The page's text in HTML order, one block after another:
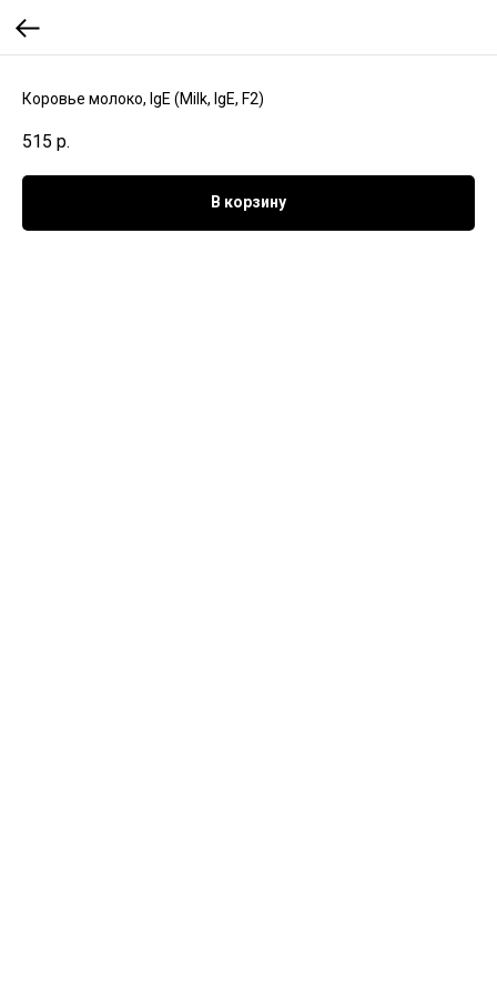
Коровье молоко, IgE (Milk, IgE, F2)
515 р.
В корзину